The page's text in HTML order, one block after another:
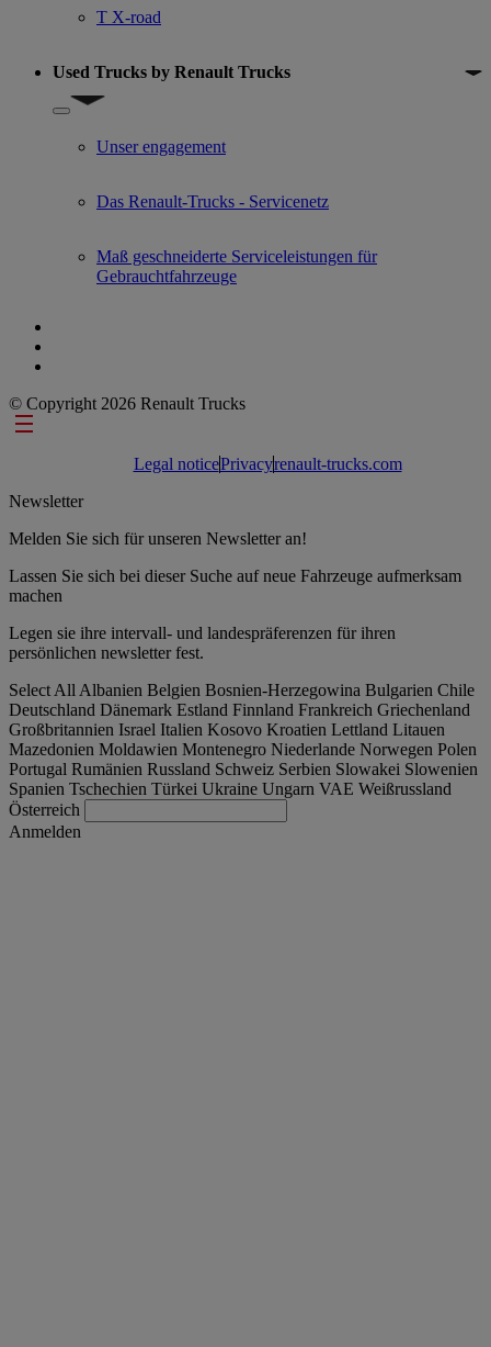
T X-road
Used Trucks by Renault Trucks
Show submenu for Used Trucks by Renault Trucks
Unser engagement
Das Renault-Trucks - Servicenetz
Maß geschneiderte Serviceleistungen für
Gebrauchtfahrzeuge
© Copyright 2026 Renault Trucks
Footer links
Legal noticePrivacyrenault-trucks.com
Newsletter
Melden Sie sich für unseren Newsletter an!
Lassen Sie sich bei dieser Suche auf neue Fahrzeuge aufmerksam
machen
Legen sie ihre intervall- und landespräferenzen für ihren
persönlichen newsletter fest.
Select All Albanien Belgien Bosnien-Herzegowina Bulgarien Chile
Deutschland Dänemark Estland Finnland Frankreich Griechenland
Großbritannien Israel Italien Kosovo Kroatien Lettland Litauen
Mazedonien Moldawien Montenegro Niederlande Norwegen Polen
Portugal Rumänien Russland Schweiz Serbien Slowakei Slowenien
Spanien Tschechien Türkei Ukraine Ungarn VAE Weißrussland
Österreich
Anmelden